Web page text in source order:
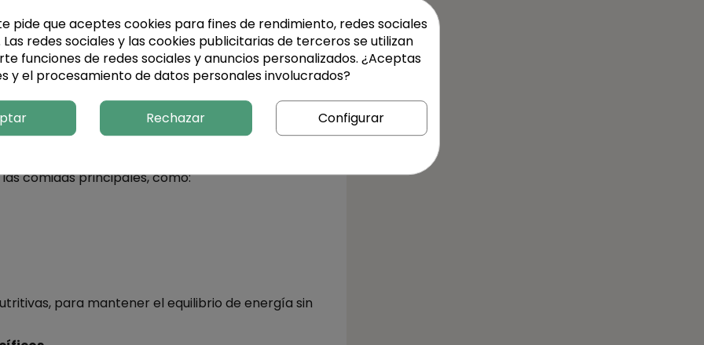
entre las comidas, puedes evitar llegar a las
llevar a comer en exceso.
puede ayudar a mantener el metabolismo
lo que podría ralentizar el proceso de
más frecuencia ayuda a evitar fluctuaciones en
la energía general.
comidas principales, como:
para mantener el equilibrio de energía sin
pide que aceptes cookies para fines de rendimiento, redes sociales
redes sociales y las cookies publicitarias de terceros se utilizan
funciones de redes sociales y anuncios personalizados. ¿Aceptas
y el procesamiento de datos personales involucrados?
Rechazar Configurar